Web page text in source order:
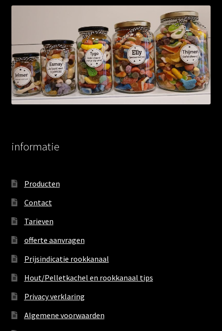
informatie
Producten
Contact
Tarieven
offerte aanvragen
Prijsindicatie rookkanaal
Hout/Pelletkachel en rookkanaal tips
Privacy verklaring
Algemene voorwaarden